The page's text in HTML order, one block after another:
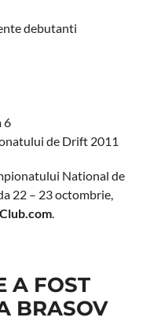
debutanti
6
de Drift 2011
National de
22 – 23 octombrie,
.
A FOST
BRASOV